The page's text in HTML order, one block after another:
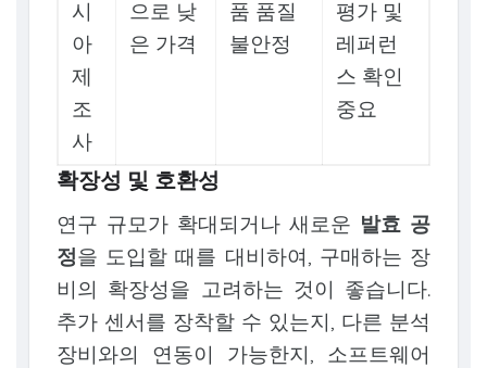
시
아
제
조
사
으로 낮
은 가격
품 품질
불안정
평가 및
레퍼런
스 확인
중요
확장성 및 호환성
연구 규모가 확대되거나 새로운 발효 공
정을 도입할 때를 대비하여, 구매하는 장
비의 확장성을 고려하는 것이 좋습니다.
추가 센서를 장착할 수 있는지, 다른 분석
장비와의 연동이 가능한지, 소프트웨어